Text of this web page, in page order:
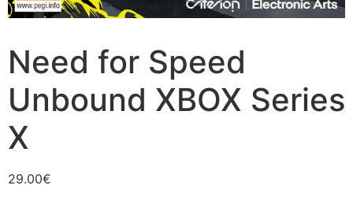
Need for Speed
Unbound XBOX Series
X
29.00€